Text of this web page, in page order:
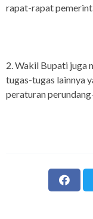
rapat-rapat
2. Wakil Bupati juga
tugas-tugas lainnya
peraturan